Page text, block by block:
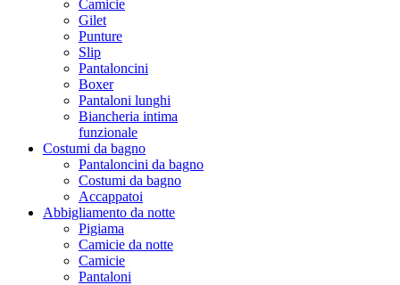
Camicie
Gilet
Punture
Slip
Pantaloncini
Boxer
Pantaloni lunghi
Biancheria intima
funzionale
Costumi da bagno
Pantaloncini da bagno
Costumi da bagno
Accappatoi
Abbigliamento da notte
Pigiama
Camicie da notte
Camicie
Pantaloni